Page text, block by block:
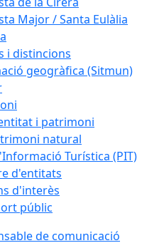
Major / Santa Eulàlia
i distincions
geogràfica (Sitmun)
i patrimoni
natural
Turística (PIT)
d'entitats
d'interès
públic
de comunicació